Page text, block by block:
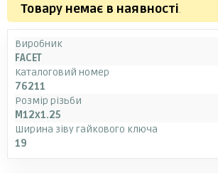
Товару немає в наявності.
Виробник
FACET
Каталоговий номер
76211
Розмір різьби
M12x1.25
Ширина зіву гайкового ключа
19